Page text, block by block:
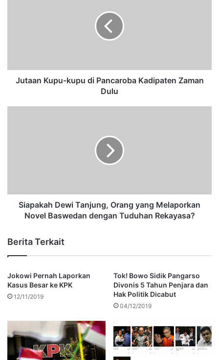
Jutaan Kupu-kupu di Pancaroba Kadipaten Zaman
Dulu
Siapakah Dewi Tanjung, Orang yang Melaporkan
Novel Baswedan dengan Tuduhan Rekayasa?
Berita Terkait
Jokowi Pernah Laporkan
Kasus Besar ke KPK
12/11/2019
Tok! Bowo Sidik Pangarso
Divonis 5 Tahun Penjara dan
Hak Politik Dicabut
04/12/2019